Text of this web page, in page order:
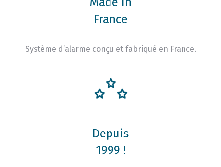
France
Système d’alarme conçu et fabriqué en France.
Depuis
1999 !